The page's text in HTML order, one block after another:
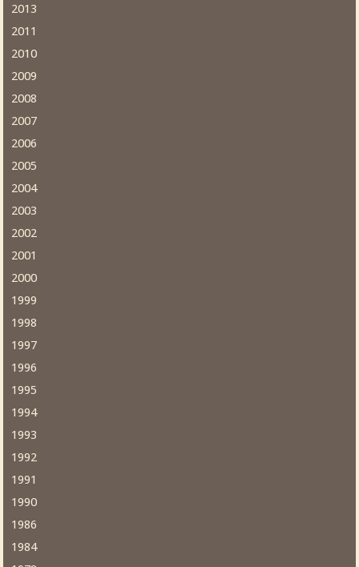
2013
2011
2010
2009
2008
2007
2006
2005
2004
2003
2002
2001
2000
1999
1998
1997
1996
1995
1994
1993
1992
1991
1990
1986
1984